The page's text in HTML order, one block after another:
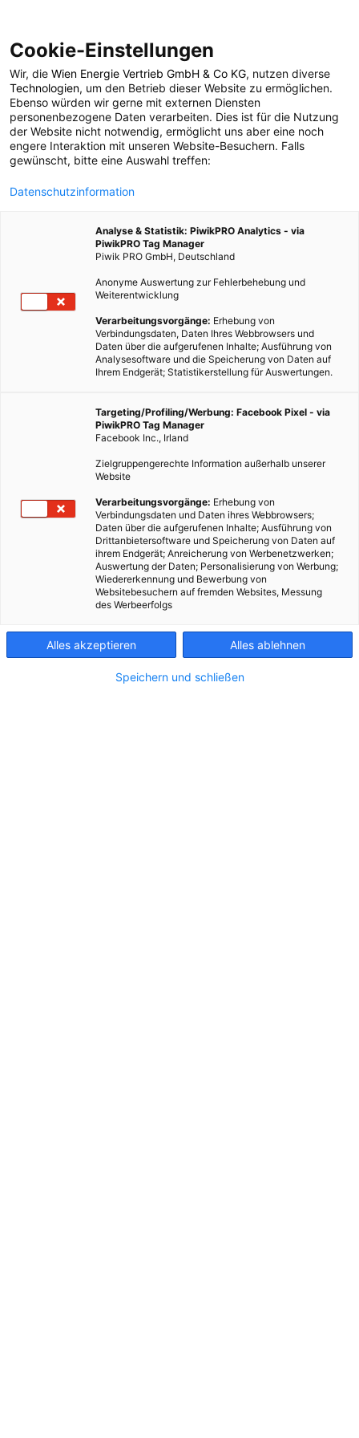
POSTS BY TAG
Enyzm
1 BEITRAG
Cookie-Einstellungen
Wir, die Wien Energie Vertrieb GmbH & Co KG, nutzen diverse
Technologien, um den Betrieb dieser Website zu ermöglichen.
Ebenso würden wir gerne mit externen Diensten
personenbezogene Daten verarbeiten. Dies ist für die Nutzung
der Website nicht notwendig, ermöglicht uns aber eine noch
engere Interaktion mit unseren Website-Besuchern. Falls
gewünscht, bitte eine Auswahl treffen:
Datenschutzinformation
Analyse & Statistik: PiwikPRO Analytics - via
PiwikPRO Tag Manager
Piwik PRO GmbH, Deutschland
Anonyme Auswertung zur Fehlerbehebung und
Weiterentwicklung
Verarbeitungsvorgänge: Erhebung von
Verbindungsdaten, Daten Ihres Webbrowsers und
Daten über die aufgerufenen Inhalte; Ausführung von
Analysesoftware und die Speicherung von Daten auf
Ihrem Endgerät; Statistikerstellung für Auswertungen.
Targeting/Profiling/Werbung: Facebook Pixel - via
PiwikPRO Tag Manager
Facebook Inc., Irland
Zielgruppengerechte Information außerhalb unserer
Website
Verarbeitungsvorgänge: Erhebung von
Verbindungsdaten und Daten ihres Webbrowsers;
Daten über die aufgerufenen Inhalte; Ausführung von
Drittanbietersoftware und Speicherung von Daten auf
ihrem Endgerät; Anreicherung von Werbenetzwerken;
Auswertung der Daten; Personalisierung von Werbung;
Wiedererkennung und Bewerbung von
Websitebesuchern auf fremden Websites, Messung
des Werbeerfolgs
Alles akzeptieren Alles ablehnen
Speichern und schließen